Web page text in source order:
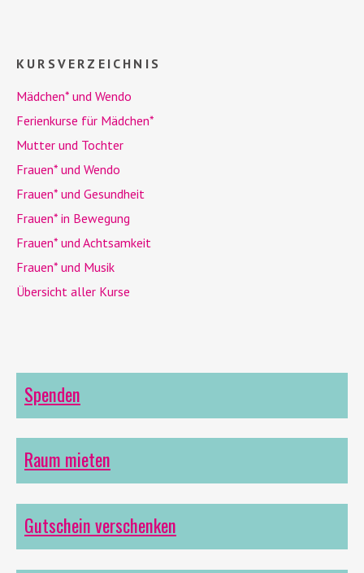
KURSVERZEICHNIS
Mädchen* und Wendo
Ferienkurse für Mädchen*
Mutter und Tochter
Frauen* und Wendo
Frauen* und Gesundheit
Frauen* in Bewegung
Frauen* und Achtsamkeit
Frauen* und Musik
Übersicht aller Kurse
Spenden
Raum mieten
Gutschein verschenken